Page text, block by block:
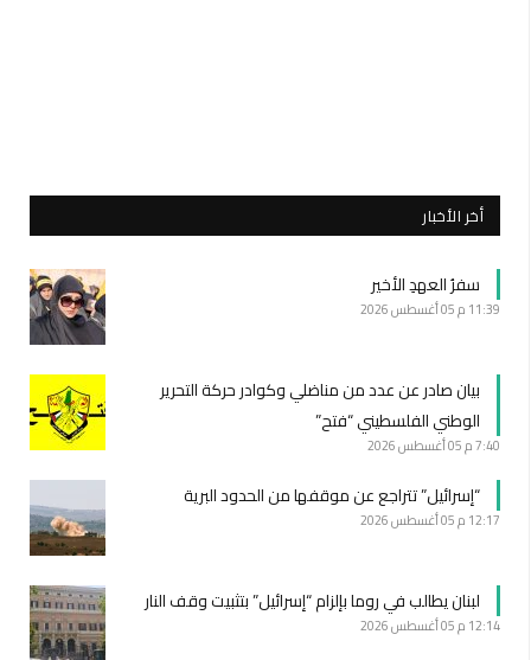
أخر الأخبار
سفرُ العهدِ الأخير
11:39 م 05 أغسطس 2026
بيان صادر عن عدد من مناضلي وكوادر حركة التحرير
الوطني الفلسطيني “فتح”
7:40 م 05 أغسطس 2026
“إسرائيل” تتراجع عن موقفها من الحدود البرية
12:17 م 05 أغسطس 2026
لبنان يطالب في روما بإلزام “إسرائيل” بتثبيت وقف النار
12:14 م 05 أغسطس 2026